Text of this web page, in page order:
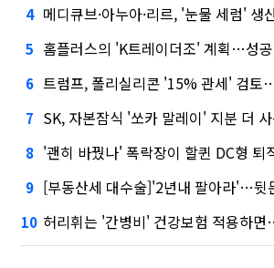
4 메디큐브·아누아·리르, '눈물 세럼' 생
5 홈플러스의 'K트레이더조' 계획…성
6 트럼프, 폴리실리콘 '15% 관세' 검토…한화
7 SK, 자본잠식 '쏘카 말레이' 지분 더
8 '괜히 바꿨나' 폭락장이 할퀸 DC형 퇴직연
9 [부동산세 대수술]'2년내 팔아라'…뒷
10 허리휘는 '간병비' 건강보험 적용하